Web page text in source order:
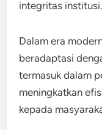
integritas institusi.
Dalam era
beradaptasi
termasuk dalam
meningkatkan
kepada